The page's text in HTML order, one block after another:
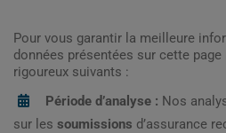
Pour vous garantir la meilleure
données présentées sur cette
rigoureux suivants :
Période d’analyse : Nos
sur les soumissions d’assurance